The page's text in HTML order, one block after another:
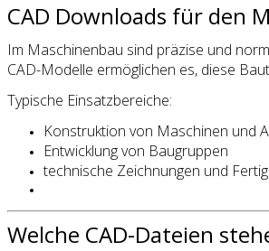
CAD Downloads für den
Im Maschinenbau sind präzise und
CAD-Modelle ermöglichen es, diese
Typische Einsatzbereiche:
Konstruktion von Maschinen und
Entwicklung von Baugruppen
technische Zeichnungen und
Welche CAD-Dateien